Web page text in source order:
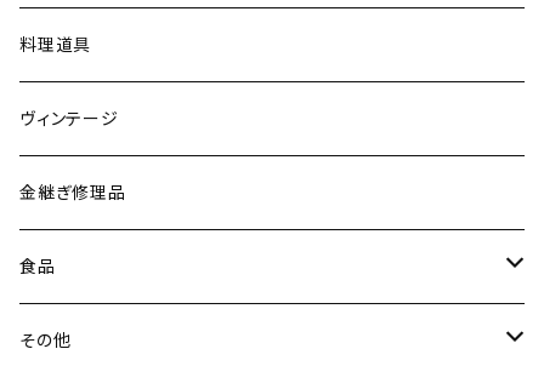
菓子切
黒照 クロテラス（大堀相馬焼／福島）
唐木田窯（松代焼／長野）
古谷製陶所（信楽焼／滋賀）
山内卓夫（信楽焼／滋賀）
常陸窯いそべ陶苑（笠間焼／茨城）
ブレスレット
リング
イヤリング・ピアス
ヘアアクセサリー
スカーフリング
会津張り子（福島）
料理道具
ヴィンテージ
金継ぎ修理品
食品
魚介類
その他